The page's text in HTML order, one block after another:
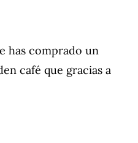
has comprado un
café que gracias a